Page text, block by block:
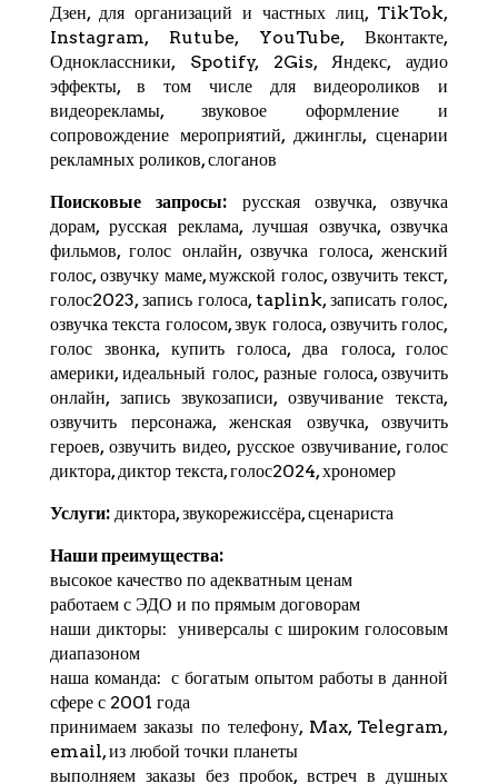
Дзен, для организаций и частных лиц, TikTok,
Instagram, Rutube, YouTube,Вконтакте,
Одноклассники, Spotify,2Gis,Яндекс, аудио
эффекты, в том числе для видеороликов и
видеорекламы, звуковое оформление и
сопровождение мероприятий, джинглы, сценарии
рекламных роликов, слоганов
Поисковые запросы:русская озвучка, озвучка
дорам, русская реклама, лучшая озвучка, озвучка
фильмов, голос онлайн, озвучка голоса, женский
голос, озвучку маме, мужской голос, озвучить текст,
голос2023, запись голоса, taplink, записать голос,
озвучка текста голосом, звук голоса, озвучить голос,
голос звонка, купить голоса, два голоса, голос
америки, идеальный голос, разные голоса, озвучить
онлайн, запись звукозаписи, озвучивание текста,
озвучить персонажа, женская озвучка, озвучить
героев, озвучить видео, русское озвучивание, голос
диктора, диктор текста, голос2024,хрономер
Услуги:диктора, звукорежиссёра, сценариста
Наши преимущества:
высокое качество по адекватным ценам
работаем с ЭДО и по прямым договорам
наши дикторы: универсалы с широким голосовым
диапазоном
наша команда: с богатым опытом работы в данной
сфере с 2001 года
принимаем заказы по телефону, Max, Telegram,
email, из любой точки планеты
выполняем заказы без пробок, встреч в душных